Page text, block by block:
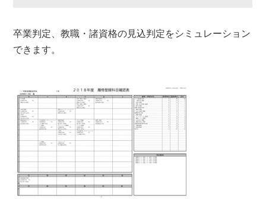
卒業判定、教職・諸資格の見込判定をシミュレーション
できます。